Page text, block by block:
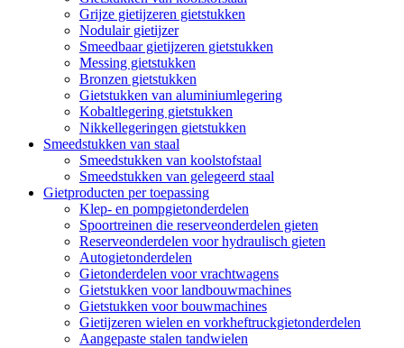
Grijze gietijzeren gietstukken
Nodulair gietijzer
Smeedbaar gietijzeren gietstukken
Messing gietstukken
Bronzen gietstukken
Gietstukken van aluminiumlegering
Kobaltlegering gietstukken
Nikkellegeringen gietstukken
Smeedstukken van staal
Smeedstukken van koolstofstaal
Smeedstukken van gelegeerd staal
Gietproducten per toepassing
Klep- en pompgietonderdelen
Spoortreinen die reserveonderdelen gieten
Reserveonderdelen voor hydraulisch gieten
Autogietonderdelen
Gietonderdelen voor vrachtwagens
Gietstukken voor landbouwmachines
Gietstukken voor bouwmachines
Gietijzeren wielen en vorkheftruckgietonderdelen
Aangepaste stalen tandwielen